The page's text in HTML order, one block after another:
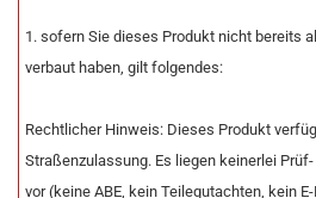
1. sofern Sie dieses Produkt nicht bereits
verbaut haben, gilt folgendes:
Rechtlicher Hinweis: Dieses Produkt
Straßenzulassung. Es liegen keinerlei
vor (keine ABE, kein Teilegutachten, kein